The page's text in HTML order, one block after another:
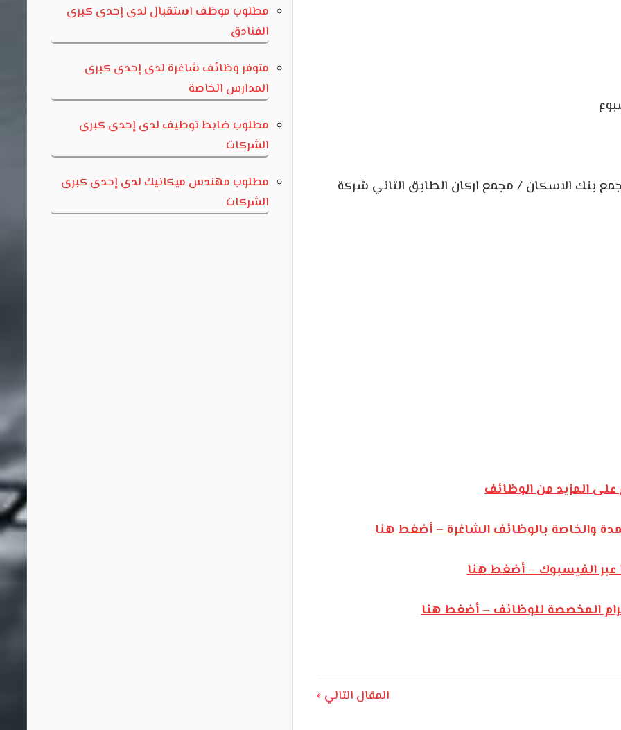
بنك الاسكان / مجمع اركان الطابق الثاني شركة
المزيد من الوظائف
والخاصة بالوظائف الشاغرة – أضغط هنا
عبر الفيسبوك – أضغط هنا
المخصصة للوظائف – أضغط هنا
Next
المقال التالي
مطلوب موظف استقبال لدى إحدى كبرى
الفنادق
متوفر وظائف شاغرة لدى إحدى كبرى
المدارس الخاصة
مطلوب ضابط توظيف لدى إحدى كبرى
الشركات
مطلوب مهندس ميكانيك لدى إحدى كبرى
الشركات